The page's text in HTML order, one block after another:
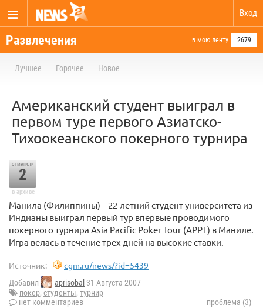
Вход
Развлечения в мою ленту 2679
Лучшее Горячее Новое
Американский студент выиграл в
первом туре первого Азиатско-
Тихоокеанского покерного турнира
отметили
2
в архиве
Манила (Филиппины) – 22-летний студент университета из
Индианы выиграл первый тур впервые проводимого
покерного турнира Asia Pacific Poker Tour (APPT) в Маниле.
Игра велась в течение трех дней на высокие ставки.
Источник: cgm.ru/news/?id=5439
Добавил aprisobal 31 Августа 2007
покер, студенты, турнир
нет комментариев
проблема (3)